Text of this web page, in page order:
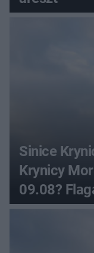
Sinice
Krynicy
09.08?